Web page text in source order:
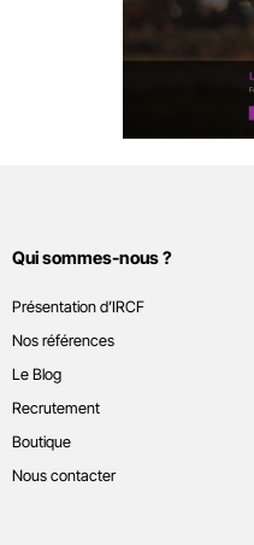
Qui sommes-nous ?
Présentation d’IRCF
Nos références
Le Blog
Recrutement
Boutique
Nous contacter